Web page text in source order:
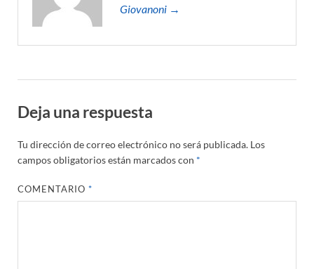
Giovanoni →
Deja una respuesta
Tu dirección de correo electrónico no será publicada. Los
campos obligatorios están marcados con *
COMENTARIO*